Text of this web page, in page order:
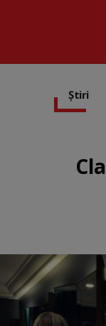
Știri